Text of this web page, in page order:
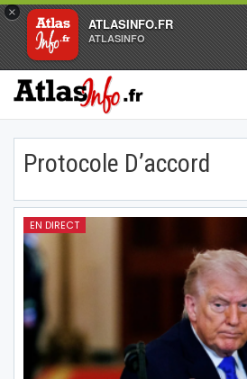
×
ATLASINFO.FR
ATLASINFO
Protocole D’accord
EN DIRECT